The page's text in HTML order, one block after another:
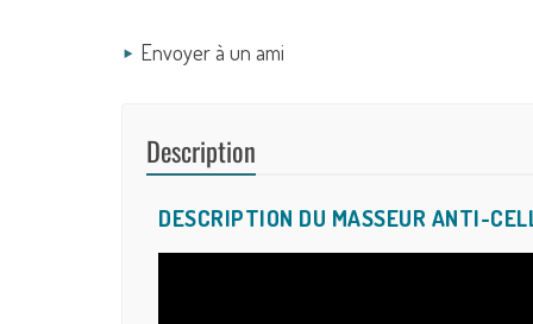
Envoyer à un ami
Description
DESCRIPTION DU MASSEUR ANTI-